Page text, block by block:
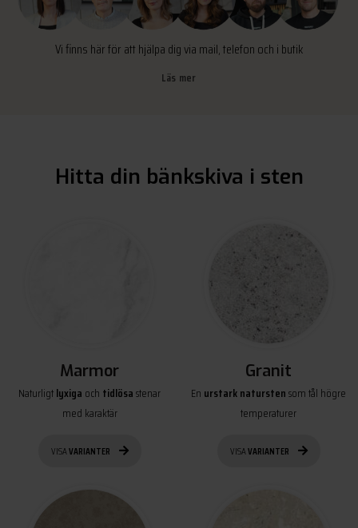
Vi finns här för att hjälpa dig via mail, telefon och i butik
Läs mer
Hitta din bänkskiva i sten
Marmor
Naturligtlyxiga och tidlösastenar
med karaktär
VISAVARIANTER
Granit
En urstark naturstensom tål högre
temperaturer
VISAVARIANTER